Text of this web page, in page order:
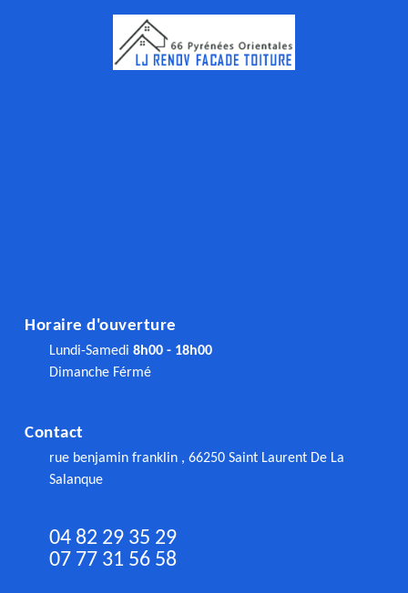
Horaire d'ouverture
Lundi-Samedi 8h00 - 18h00
Dimanche Férmé
Contact
rue benjamin franklin , 66250 Saint Laurent De La
Salanque
04 82 29 35 29
07 77 31 56 58